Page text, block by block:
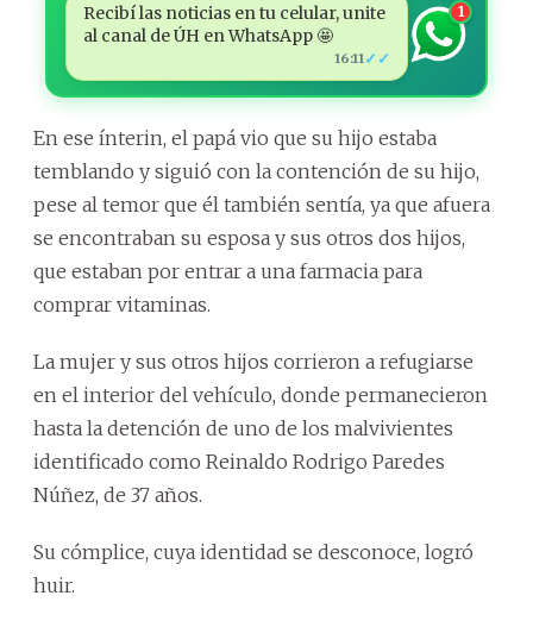
Recibí las noticias en tu celular, unite
al canal de ÚH en WhatsApp 🤩
16:11 ✓✓
1
En ese ínterin, el papá vio que su hijo estaba
temblando y siguió con la contención de su hijo,
pese al temor que él también sentía, ya que afuera
se encontraban su esposa y sus otros dos hijos,
que estaban por entrar a una farmacia para
comprar vitaminas.
La mujer y sus otros hijos corrieron a refugiarse
en el interior del vehículo, donde permanecieron
hasta la detención de uno de los malvivientes
identificado como Reinaldo Rodrigo Paredes
Núñez, de 37 años.
Su cómplice, cuya identidad se desconoce, logró
huir.